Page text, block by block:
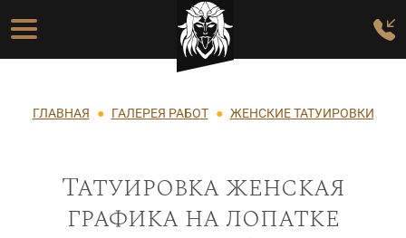
Перейти к основному содержанию
Основная навигация
Строка навигации
ГЛАВНАЯ ГАЛЕРЕЯ РАБОТ ЖЕНСКИЕ ТАТУИРОВКИ
Татуировка женская
графика на лопатке